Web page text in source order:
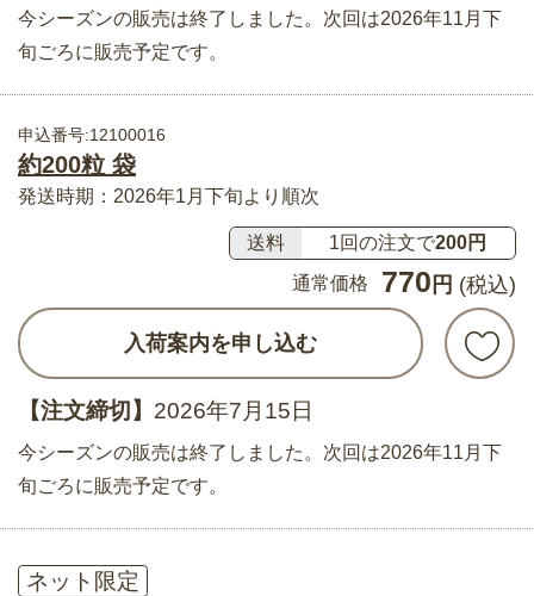
今シーズンの販売は終了しました。次回は2026年11月下
旬ごろに販売予定です。
申込番号:12100016
約200粒 袋
発送時期：2026年1月下旬より順次
送料 1回の注文で200円
通常価格
770 円 (税込)
入荷案内を申し込む
【注文締切】 2026年7月15日
今シーズンの販売は終了しました。次回は2026年11月下
旬ごろに販売予定です。
ネット限定